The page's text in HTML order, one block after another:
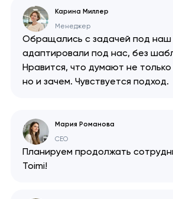
Карина Миллер
Менеджер
Обращались с задачей под наш
адаптировали под нас, без
Нравится, что думают не только
но и зачем. Чувствуется подход.
Мария Романова
CEO
Планируем продолжать
Toimi!